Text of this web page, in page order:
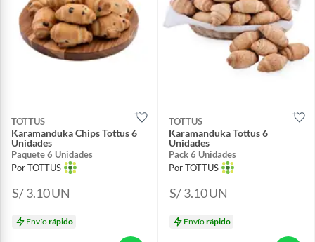
TOTTUS
Karamanduka Chips Tottus 6
Unidades
Paquete 6 Unidades
Por TOTTUS
S/ 3.10UN
Envíorápido
TOTTUS
Karamanduka Tottus 6
Unidades
Pack 6 Unidades
Por TOTTUS
S/ 3.10UN
Envíorápido